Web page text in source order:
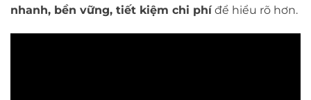
nhanh, bền vững, tiết kiệm chi phí để hiểu rõ hơn.